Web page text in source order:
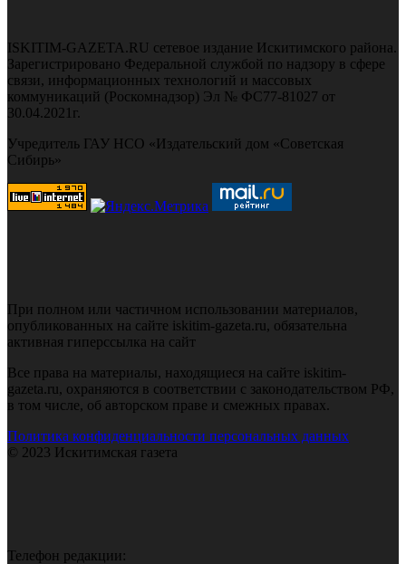
ISKITIM-GAZETA.RU сетевое издание Искитимского района.
Зарегистрировано Федеральной службой по надзору в сфере
связи, информационных технологий и массовых
коммуникаций (Роскомнадзор) Эл № ФС77-81027 от
30.04.2021г.
Учредитель ГАУ НСО «Издательский дом «Советская
Сибирь»
При полном или частичном использовании материалов,
опубликованных на сайте iskitim-gazeta.ru, обязательна
активная гиперссылка на сайт
Все права на материалы, находящиеся на сайте iskitim-
gazeta.ru, охраняются в соответствии с законодательством РФ,
в том числе, об авторском праве и смежных правах.
Политика конфиденциальности персональных данных
© 2023 Искитимская газета
Телефон редакции: